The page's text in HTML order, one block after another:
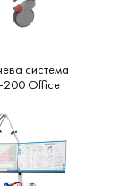
система
200 Office